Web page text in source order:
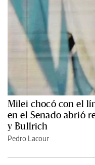
Milei chocó con el
en el Senado abrió
y Bullrich
Pedro Lacour